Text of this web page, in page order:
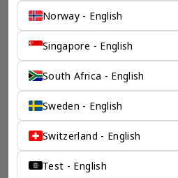
了解香港伦敦奕资咨询有限公司 >
Norway - English
Singapore - English
South Africa - English
Sweden - English
Switzerland - English
Test - English